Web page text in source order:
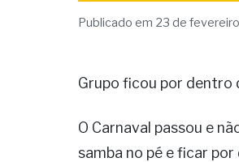
Publicado em 23 de
Grupo ficou por dentro
O Carnaval passou e
samba no pé e ficar